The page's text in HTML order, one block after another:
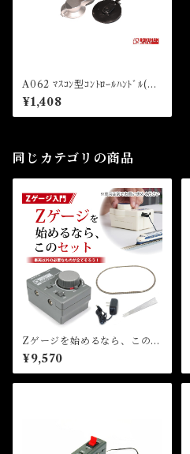
A062 ﾏｽｺﾝ型ｺﾝﾄﾛｰﾙﾊﾝﾄﾞﾙ(R
C-02＆RC-03用) (Throttle
LEVER Real Type(For RC-
02&RC-03))
¥1,408
同じカテゴリの商品
Zゲージを始めるなら、このセ
ット！（車両別売）
¥9,570